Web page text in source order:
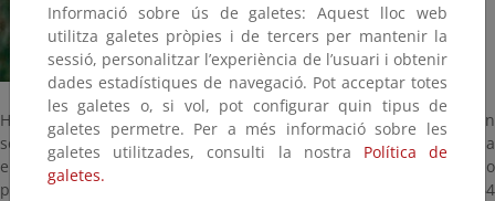
Habita y cría en acantilados y enclaves rocosos, que le garantizan
seguridad para reproducirse. Es un ave muy atrevida que no duda
en atacar a buitres y águilas de mayor tamaño que él cuando
pasan por su territorio, a veces sin razón aparente. Mide 64
Informació sobre ús de galetes: Aquest lloc web
utilitza galetes pròpies i de tercers per mantenir la
sessió, personalitzar l’experiència de l’usuari i obtenir
dades estadístiques de navegació. Pot acceptar totes
les galetes o, si vol, pot configurar quin tipus de
galetes permetre. Per a més informació sobre les
galetes utilitzades, consulti la nostra Política de
galetes.